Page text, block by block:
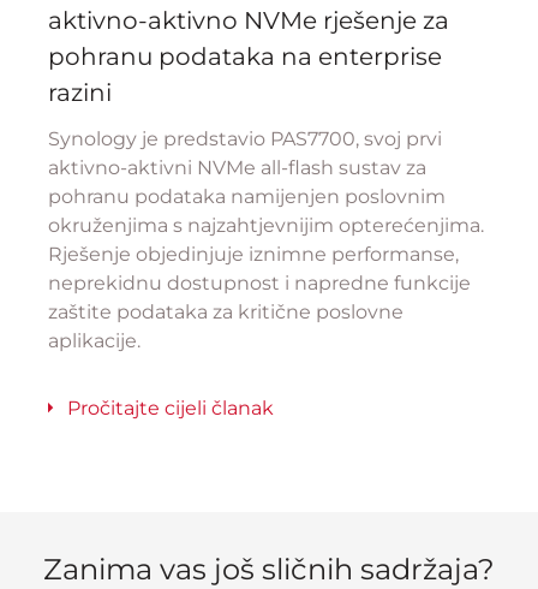
aktivno-aktivno NVMe rješenje za
pohranu podataka na enterprise
razini
Synology je predstavio PAS7700, svoj prvi
aktivno-aktivni NVMe all-flash sustav za
pohranu podataka namijenjen poslovnim
okruženjima s najzahtjevnijim opterećenjima.
Rješenje objedinjuje iznimne performanse,
neprekidnu dostupnost i napredne funkcije
zaštite podataka za kritične poslovne
aplikacije.
Pročitajte cijeli članak
Zanima vas još sličnih sadržaja?